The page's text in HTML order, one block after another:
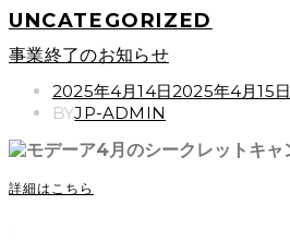
UNCATEGORIZED
事業終了のお知らせ
POSTED
ON
2025年4月14日2025年4月15日
BYJP-ADMIN
詳細はこちら